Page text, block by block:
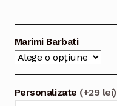
Marimi Barbati
Personalizate (+29 lei)